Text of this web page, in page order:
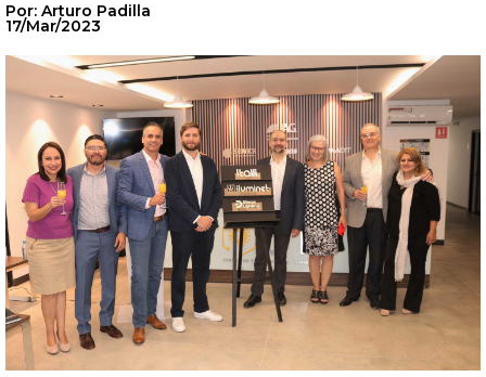
Por: Arturo Padilla
17/Mar/2023